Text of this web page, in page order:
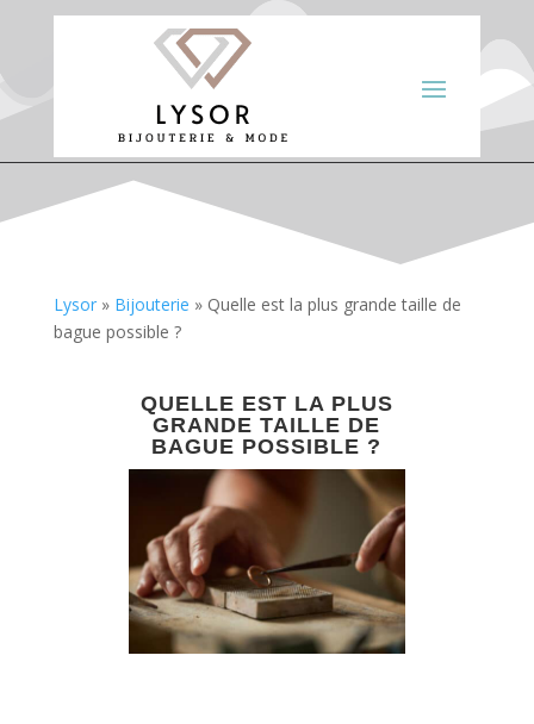
Lysor» Bijouterie » Quelle est la plus grande taille de
bague possible ?
QUELLE EST LA PLUS
GRANDE TAILLE DE
BAGUE POSSIBLE ?